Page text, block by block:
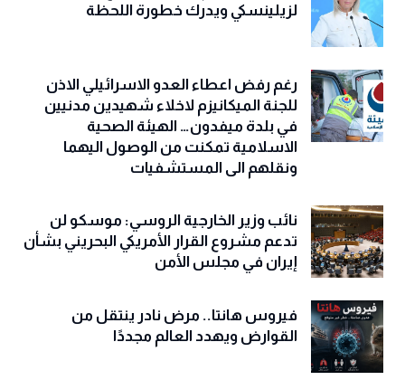
لزيلينسكي ويدرك خطورة اللحظة
رغم رفض اعطاء العدو الاسرائيلي الاذن
للجنة الميكانيزم لاخلاء شهيدين مدنيين
في بلدة ميفدون… الهيئة الصحية
الاسلامية تمكنت من الوصول اليهما
ونقلهم الى المستشفيات
نائب وزير الخارجية الروسي: موسكو لن
تدعم مشروع القرار الأمريكي البحريني بشأن
إيران في مجلس الأمن
فيروس هانتا.. مرض نادر ينتقل من
القوارض ويهدد العالم مجددًا